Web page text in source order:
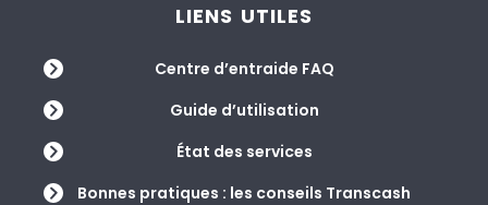
LIENS UTILES
Centre d’entraide FAQ
Guide d’utilisation
État des services
Bonnes pratiques : les conseils Transcash